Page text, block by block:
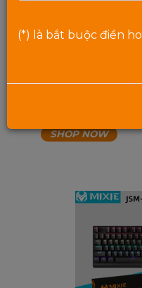
Giá:120,000₫
SHOP NOW
(*) là bắt buộc điền